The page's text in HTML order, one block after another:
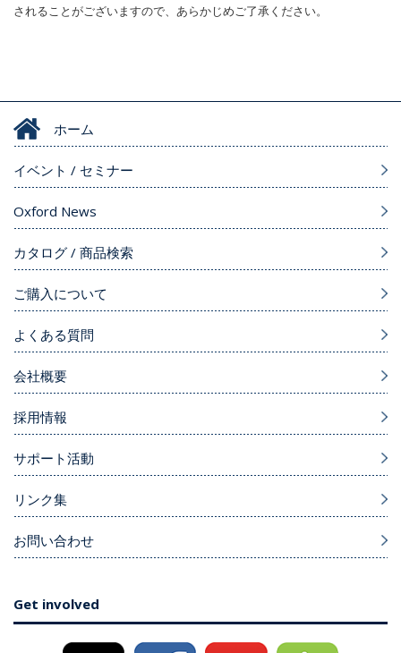
されることがございますので、あらかじめご了承ください。
ホーム
イベント / セミナー
Oxford News
カタログ / 商品検索
ご購入について
よくある質問
会社概要
採用情報
サポート活動
リンク集
お問い合わせ
Get involved